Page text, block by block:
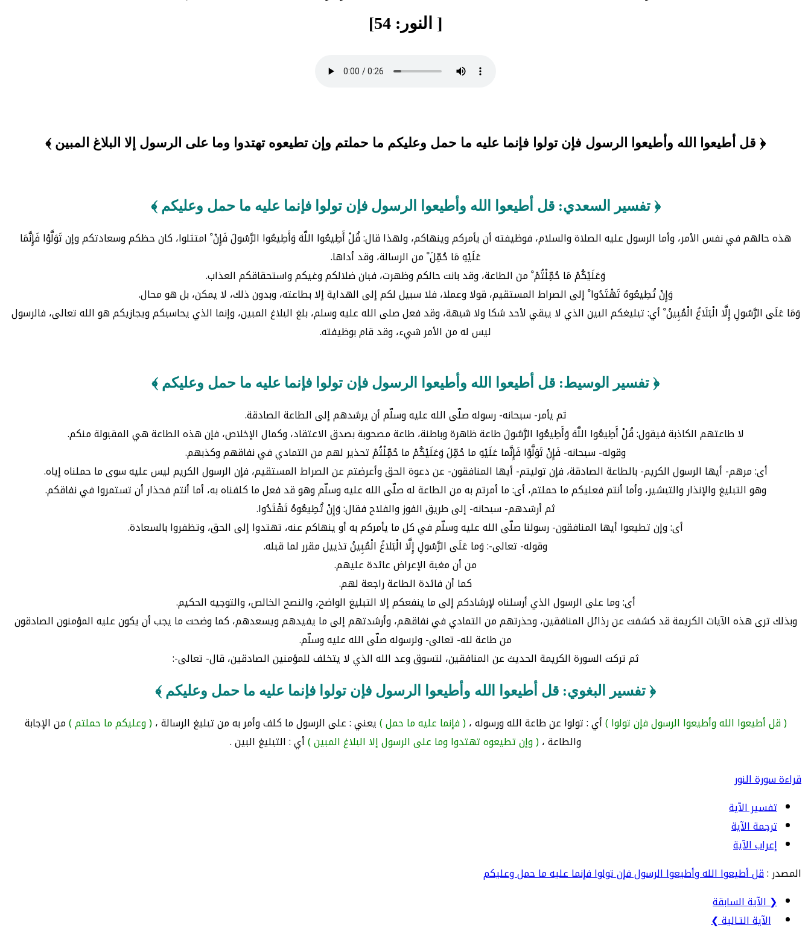
[ النور: 54]
﴿ قل أطيعوا الله وأطيعوا الرسول فإن تولوا فإنما عليه ما حمل وعليكم ما حملتم وإن تطيعوه تهتدوا وما على الرسول إلا البلاغ المبين ﴾
﴿ تفسير السعدي: قل أطيعوا الله وأطيعوا الرسول فإن تولوا فإنما عليه ما حمل وعليكم ﴾
هذه حالهم في نفس الأمر، وأما الرسول عليه الصلاة والسلام، فوظيفته أن يأمركم وينهاكم، ولهذا قال: قُلْ أَطِيعُوا اللَّهَ وَأَطِيعُوا الرَّسُولَ فَإِنْ ْ امتثلوا، كان حظكم وسعادتكم وإن تَوَلَّوْا فَإِنَّمَا
عَلَيْهِ مَا حُمِّلَ ْ من الرسالة، وقد أداها.
وَعَلَيْكُمْ مَا حُمِّلْتُمْ ْ من الطاعة، وقد بانت حالكم وظهرت، فبان ضلالكم وغيكم واستحقاقكم العذاب.
وَإِنْ تُطِيعُوهُ تَهْتَدُوا ْ إلى الصراط المستقيم، قولا وعملا، فلا سبيل لكم إلى الهداية إلا بطاعته، وبدون ذلك، لا يمكن، بل هو محال.
وَمَا عَلَى الرَّسُولِ إِلَّا الْبَلَاغُ الْمُبِينُ ْ أي: تبليغكم البين الذي لا يبقي لأحد شكا ولا شبهة، وقد فعل صلى الله عليه وسلم، بلغ البلاغ المبين، وإنما الذي يحاسبكم ويجازيكم هو الله تعالى، فالرسول
ليس له من الأمر شيء، وقد قام بوظيفته.
﴿ تفسير الوسيط: قل أطيعوا الله وأطيعوا الرسول فإن تولوا فإنما عليه ما حمل وعليكم ﴾
ثم يأمر- سبحانه- رسوله صلّى الله عليه وسلّم أن يرشدهم إلى الطاعة الصادقة.
لا طاعتهم الكاذبة فيقول: قُلْ أَطِيعُوا اللَّهَ وَأَطِيعُوا الرَّسُولَ طاعة ظاهرة وباطنة، طاعة مصحوبة بصدق الاعتقاد، وكمال الإخلاص، فإن هذه الطاعة هي المقبولة منكم.
وقوله- سبحانه- فَإِنْ تَوَلَّوْا فَإِنَّما عَلَيْهِ ما حُمِّلَ وَعَلَيْكُمْ ما حُمِّلْتُمْ تحذير لهم من التمادي في نفاقهم وكذبهم.
أى: مرهم- أيها الرسول الكريم- بالطاعة الصادقة، فإن توليتم- أيها المنافقون- عن دعوة الحق وأعرضتم عن الصراط المستقيم، فإن الرسول الكريم ليس عليه سوى ما حملناه إياه.
وهو التبليغ والإنذار والتبشير، وأما أنتم فعليكم ما حملتم، أى: ما أمرتم به من الطاعة له صلّى الله عليه وسلّم وهو قد فعل ما كلفناه به، أما أنتم فحذار أن تستمروا في نفاقكم.
ثم أرشدهم- سبحانه- إلى طريق الفوز والفلاح فقال: وَإِنْ تُطِيعُوهُ تَهْتَدُوا.
أى: وإن تطيعوا أيها المنافقون- رسولنا صلّى الله عليه وسلّم في كل ما يأمركم به أو ينهاكم عنه، تهتدوا إلى الحق، وتظفروا بالسعادة.
وقوله- تعالى-: وَما عَلَى الرَّسُولِ إِلَّا الْبَلاغُ الْمُبِينُ تذييل مقرر لما قبله.
من أن مغبة الإعراض عائدة عليهم.
كما أن فائدة الطاعة راجعة لهم.
أى: وما على الرسول الذي أرسلناه لإرشادكم إلى ما ينفعكم إلا التبليغ الواضح، والنصح الخالص، والتوجيه الحكيم.
وبذلك ترى هذه الآيات الكريمة قد كشفت عن رذائل المنافقين، وحذرتهم من التمادي في نفاقهم، وأرشدتهم إلى ما يفيدهم ويسعدهم، كما وضحت ما يجب أن يكون عليه المؤمنون الصادقون
من طاعة لله- تعالى- ولرسوله صلّى الله عليه وسلّم.
ثم تركت السورة الكريمة الحديث عن المنافقين، لتسوق وعد الله الذي لا يتخلف للمؤمنين الصادقين، قال- تعالى-:
﴿ تفسير البغوي: قل أطيعوا الله وأطيعوا الرسول فإن تولوا فإنما عليه ما حمل وعليكم ﴾
( قل أطيعوا الله وأطيعوا الرسول فإن تولوا )أي : تولوا عن طاعة الله ورسوله ،( فإنما عليه ما حمل )يعني : على الرسول ما كلف وأمر به من تبليغ الرسالة ،( وعليكم ما حملتم )من الإجابة
والطاعة ،( وإن تطيعوه تهتدوا وما على الرسول إلا البلاغ المبين )أي : التبليغ البين .
قراءة سورة النور
تفسير الآية
ترجمة الآية
إعراب الآية
المصدر :قل أطيعوا الله وأطيعوا الرسول فإن تولوا فإنما عليه ما حمل وعليكم
❮ الآية السابقة
الآية التـالية ❯